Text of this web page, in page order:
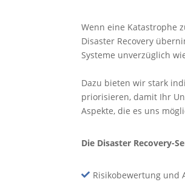
Wenn eine Katastrophe
Disaster Recovery
Systeme unverzüglich
Dazu bieten wir stark
priorisieren, damit Ihr
Aspekte, die es uns
Die Disaster Recovery-
 Risikobewertung und